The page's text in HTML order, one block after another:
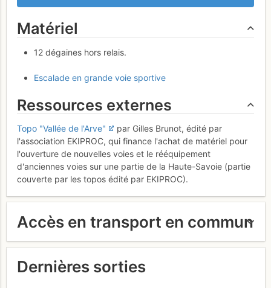
Matériel
12 dégaines hors relais.
Escalade en grande voie sportive
Ressources externes
Topo "Vallée de l'Arve"
par Gilles Brunot, édité par
l'association EKIPROC, qui finance l'achat de matériel pour
l'ouverture de nouvelles voies et le rééquipement
d'anciennes voies sur une partie de la Haute-Savoie (partie
couverte par les topos édité par EKIPROC).
Accès en transport en commun
Dernières sorties